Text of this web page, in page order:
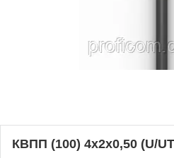
КВПП (100) 4х2х0,50 (U/